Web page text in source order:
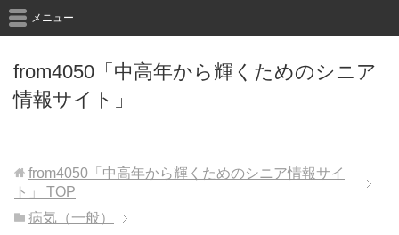
from4050「中高年から輝くためのシニア
情報サイト」
メニュー
from4050「中高年から輝くためのシニア情報サイ
ト」
TOP
病気（一般）